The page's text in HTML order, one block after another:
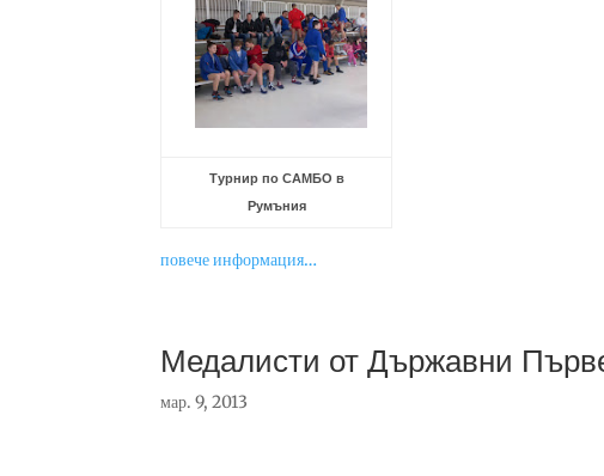
Турнир по САМБО в
Румъния
повече информация…
Медалисти от Държавни
мар. 9, 2013